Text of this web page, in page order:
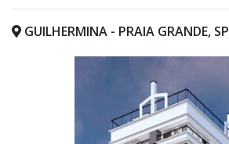
GUILHERMINA - PRAIA GRANDE, SP